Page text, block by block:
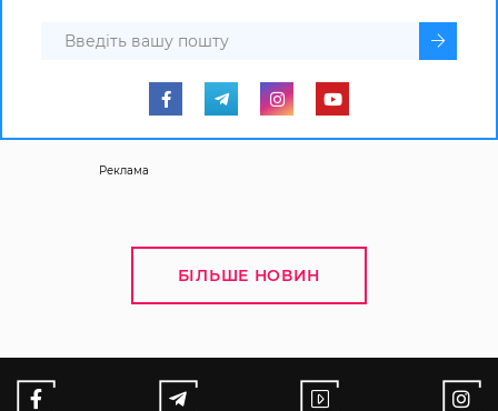
Реклама
БІЛЬШЕ НОВИН